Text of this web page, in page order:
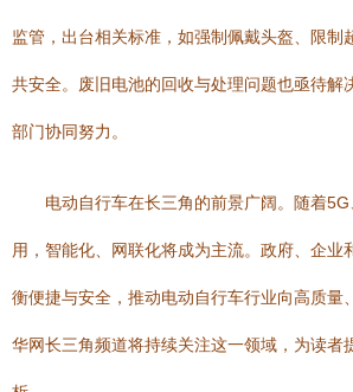
监管，出台相关标准，如强制佩戴头盔、限制
共安全。废旧电池的回收与处理问题也亟待解
部门协同努力。
电动自行车在长三角的前景广阔。随着
用，智能化、网联化将成为主流。政府、企业
衡便捷与安全，推动电动自行车行业向高质量
华网长三角频道将持续关注这一领域，为读者